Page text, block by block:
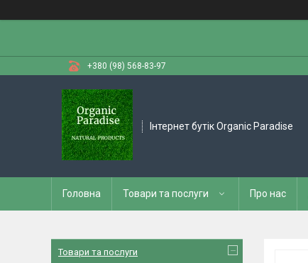
+380 (98) 568-83-97
Інтернет бутік Organic Paradise
Головна Товари та послуги Про нас
Товари та послуги